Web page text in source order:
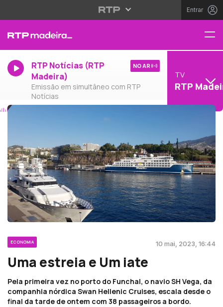
Entrar
RTP Notícias (RTP
Madeira)
Emissão em simultâneo com RTP
Notícias
NO AR
TV
RTP
ECONOMIA 10 mai, 2023, 16:44
Uma estreia e Um iate
Pela primeira vez no porto do Funchal, o navio SH Vega, da
companhia nórdica Swan Hellenic Cruises, escala desde o
final da tarde de ontem com 38 passageiros a bordo.